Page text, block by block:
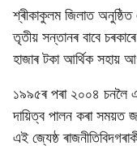
e
শ্ৰীকাকুলম জিলাত
তৃতীয় সন্তানৰ বাবে
হাজাৰ টকা আৰ্থিক সহায়
১৯৯৫ৰ পৰা ২০০৪ চনলৈ
দায়িত্ব পালন কৰা সময়ত
এই জ্যেষ্ঠ